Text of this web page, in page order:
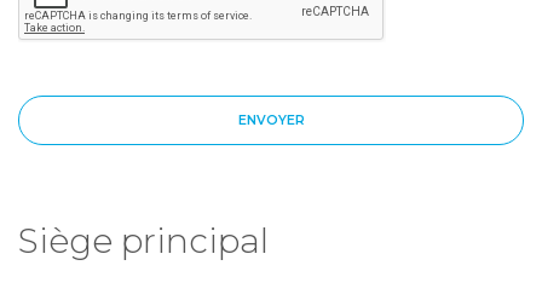
Siège principal